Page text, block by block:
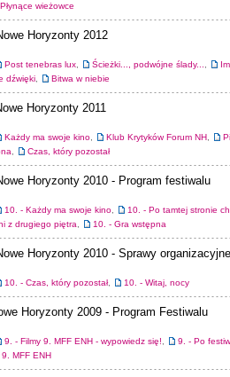
Płynące wieżowce
Horyzonty 2012
Post tenebras lux, Ścieżki..., podwójne ślady...,
dźwięki, Bitwa w niebie
Horyzonty 2011
Każdy ma swoje kino, Klub Krytyków Forum NH,
, Czas, który pozostał
Horyzonty 2010 - Program festiwalu
10. - Każdy ma swoje kino,
10. - Po tamtej stronie
z drugiego piętra, 10. - Gra wstępna
Horyzonty 2010 - Sprawy organizacyjne
10. - Czas, który pozostał, 10. - Witaj, nocy
Horyzonty 2009 - Program Festiwalu
9. - Filmy 9. MFF ENH - wypowiedz się!,
9. - Po
MFF ENH